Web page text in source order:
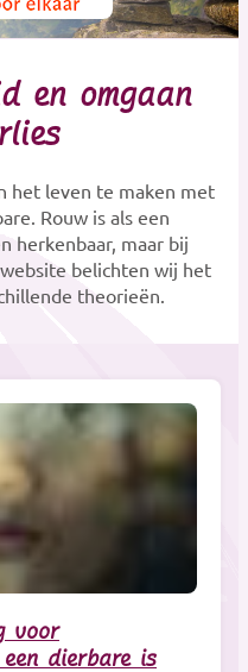
en omgaan
het leven te maken met
Rouw is als een
herkenbaar, maar bij
belichten wij het
theorieën.
voor
dierbare is